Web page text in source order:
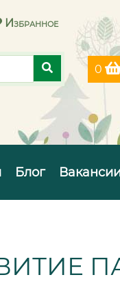
Избранное
0
Блог